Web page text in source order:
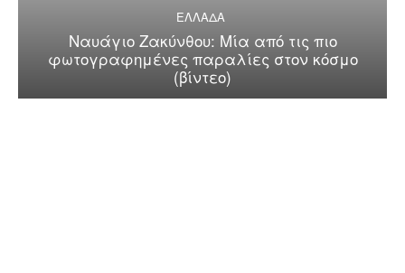
ΕΛΛΑΔΑ
Ναυάγιο Ζακύνθου: Μία από τις πιο
φωτογραφημένες παραλίες στον κόσμο
(βίντεο)